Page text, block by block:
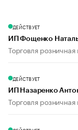
ДЕЙСТВУЕТ
ИП Фощенко
Торговля
ДЕЙСТВУЕТ
ИП Назаренко
Торговля